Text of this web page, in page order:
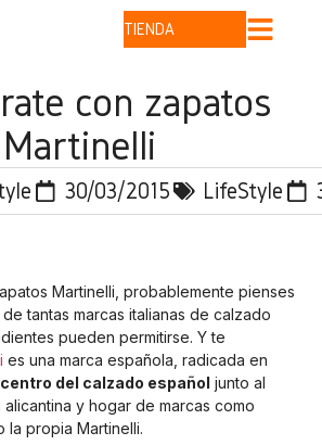
TIENDA
con zapatos
Martinelli
30/03/2015 LifeStyle
Martinelli, probablemente pienses
tantas marcas italianas de calzado
pueden permitirse. Y te
es una marca española, radicada en
del calzado español junto al
y hogar de marcas como
la propia Martinelli.